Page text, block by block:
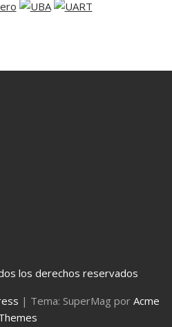
los derechos reservados
| Tema: SuperMag por Acme